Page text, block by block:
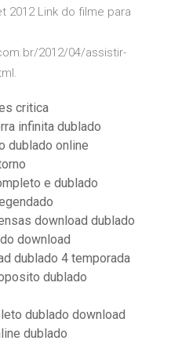
2012 Link do filme para
2012/04/assistir-
critica
infinita dublado
dublado online
e dublado
download dublado
download
dublado 4 temporada
dublado
dublado download
dublado